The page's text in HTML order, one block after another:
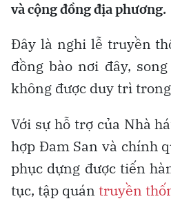
và cộng đồng địa phương.
Đây là nghi lễ truyền
đồng bào nơi đây,
không được duy trì
Với sự hỗ trợ của Nhà
hợp Đam San và chính
phục dựng được tiến
tục, tập quán truyền